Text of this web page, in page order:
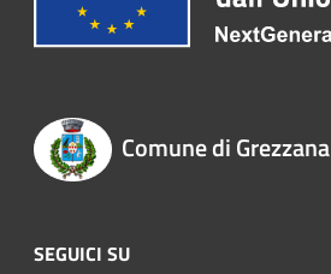
Comune di Grezzana
SEGUICI SU